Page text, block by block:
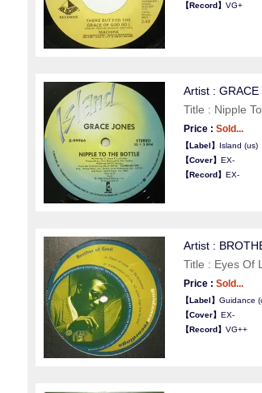
【Record】 VG+
Artist :
Title : Nipple
Price : Sold...
【Label】
Island (us)
【Cover】 EX-
【Record】 EX-
Artist :
Title : Eyes Of
Price : Sold...
【Label】 Guidance
【Cover】 EX-
【Record】 VG++